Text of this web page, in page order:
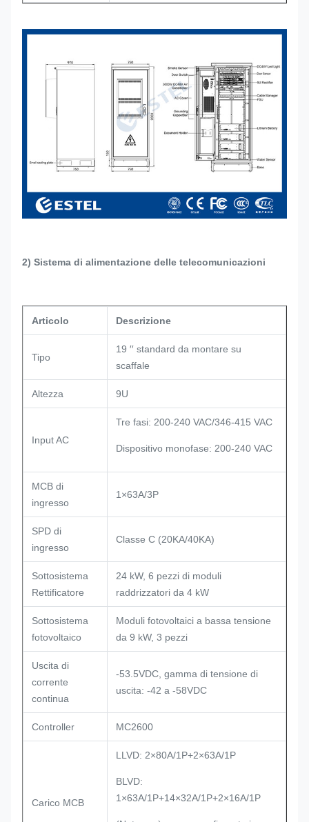
2) Sistema di alimentazione delle telecomunicazioni
Articolo Descrizione
Tipo
19 ′′ standard da montare su
scaffale
Altezza 9U
Input AC
Tre fasi: 200-240 VAC/346-415 VAC
Dispositivo monofase: 200-240 VAC
MCB di
ingresso
1×63A/3P
SPD di
ingresso
Classe C (20KA/40KA)
Sottosistema
Rettificatore
24 kW, 6 pezzi di moduli
raddrizzatori da 4 kW
Sottosistema
fotovoltaico
Moduli fotovoltaici a bassa tensione
da 9 kW, 3 pezzi
Uscita di
corrente
continua
-53.5VDC, gamma di tensione di
uscita: -42 a -58VDC
Controller MC2600
Carico MCB
LLVD: 2×80A/1P+2×63A/1P
BLVD:
1×63A/1P+14×32A/1P+2×16A/1P